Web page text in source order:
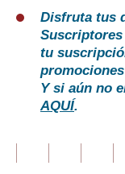
Disfruta tus
Suscriptores
tu
Y si aún no
AQUÍ.